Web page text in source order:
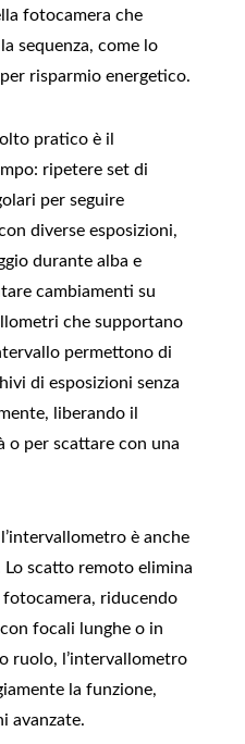
fotocamera che
sequenza, come lo
risparmio energetico.
pratico è il
ripetere set di
per seguire
diverse esposizioni,
durante alba e
cambiamenti su
che supportano
permettono di
di esposizioni senza
liberando il
per scattare con una
è anche
scatto remoto elimina
riducendo
focali lunghe o in
ruolo, l’intervallometro
la funzione,
avanzate.